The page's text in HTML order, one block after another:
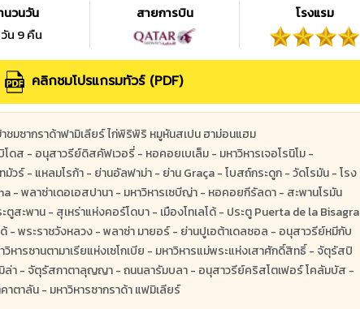
นวนวัน
วัน 9 คืน
สายการบิน โรงแรม
คลิกชมโปรแกรมทัวร์ (PDF)
าชมซากราด้าฟามิเลียร์ ไก่พิริพิริ หมูหันสเปน ฮาม่อนแฮม
โดส - อนุสาวรีย์ดิสคัฟเวอรี่ - หอคอยเบเล็ม - มหาวิหารเจอโรนิโม -
มัวร์ - แหลมโรก้า - ย่านอัลฟาม่า - ย่าน Graça - โบสถ์กระดูก - วัดโรมัน - โรง
- พลาซ่าเดอเอสปานา - มหาวิหารเซบีญ่า - หอคอยกีรัลดา - สะพานโรมัน
สะพาน - สุเหร่าแห่งคอร์โดบา - เมืองโทเลโด้ - ประตู Puerta de la Bisagra
- พระราชวังหลวง - พลาซ่า มายอร์ - ย่านปูเอต้าเดลซอล - อนุสาวรีย์หมีกับ
หารซานตามาเรียแห่งเซโกเบีย - มหาวิหารแม่พระแห่งเสาศักดิ์สิทธิ์ - จัตุรัสปิ
มิล่า - จัตุรัสกาตาลุญญา - ถนนลารัมบลา - อนุสาวรีย์คริสโตเฟอร์ โคลัมบัส -
าลัน - มหาวิหารซากราด้า แฟมิเลียร์